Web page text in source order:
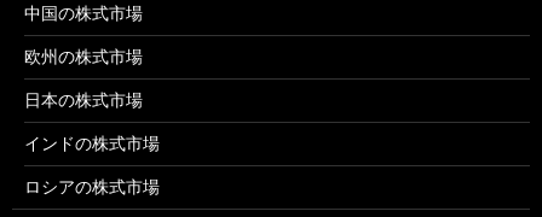
中国の株式市場
欧州の株式市場
日本の株式市場
インドの株式市場
ロシアの株式市場